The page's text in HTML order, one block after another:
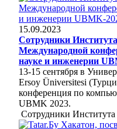
15.09.2023
Сотрудники
Международной
науке и инженерии
13-15 сентября в
Ersoy Üniversitesi
конференция по
UBMK 2023.
Сотрудники